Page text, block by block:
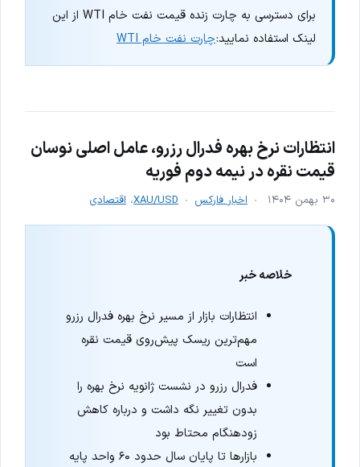
برای دسترسی به چارت زنده قیمت نفت خام WTI از این
لینک استفاده نمایید:چارت نفت خام WTI
انتظارات نرخ بهره فدرال رزرو، عامل اصلی نوسان
قیمت نقره در نیمه دوم فوریه
۳۰ بهمن ۱۴۰۴ اخبار فارکس XAU/USD، اقتصادی
خلاصه خبر
انتظارات بازار از مسیر نرخ بهره فدرال رزرو
مهم‌ترین ریسک پیش‌روی قیمت نقره
است
فدرال رزرو در نشست ژانویه نرخ بهره را
بدون تغییر نگه داشت و درباره کاهش
زودهنگام محتاط بود
بازارها تا پایان سال حدود ۶۰ واحد پایه